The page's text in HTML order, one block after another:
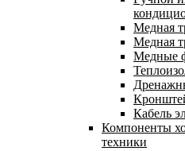
Медная
Медная
Медные
Кабель
Компоненты
техники